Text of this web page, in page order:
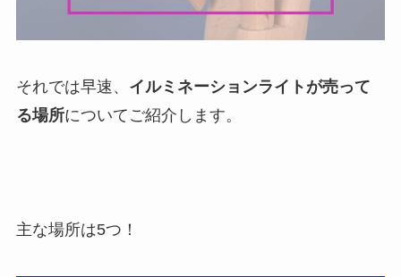
それでは早速、 イルミネーションライトが売って
る場所についてご紹介します。
主な場所は5つ！